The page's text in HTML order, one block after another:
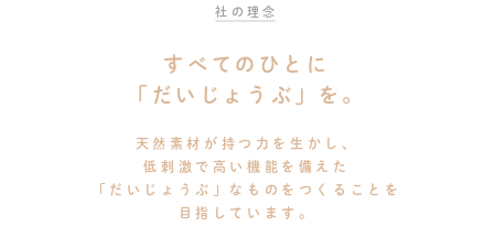
社の理念
すべてのひとに
「だいじょうぶ」を。
天然素材が持つ力を生かし、
低刺激で高い機能を備えた
「だいじょうぶ」なものをつくることを
目指しています。